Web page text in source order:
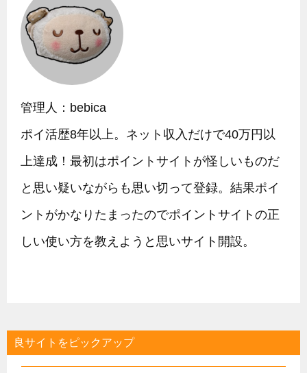
管理人：bebica
ポイ活歴8年以上。ネット収入だけで40万円以
上達成！最初はポイントサイトが怪しいものだ
と思い疑いながらも思い切って登録。結果ポイ
ントがかなりたまったのでポイントサイトの正
しい使い方を教えようと思いサイト開設。
良サイトをピックアップ